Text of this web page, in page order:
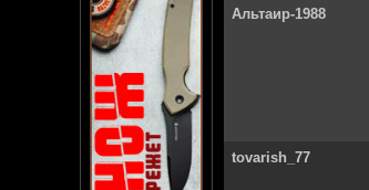
Альтаир-1988
tovarish_77